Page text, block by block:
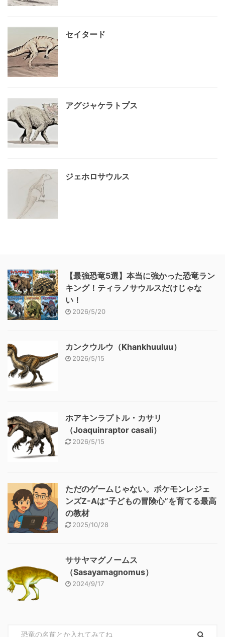
セイタード
アグジャケラトプス
ジェホロサウルス
【最強恐竜5選】本当に強かった恐竜ラン
キング！ティラノサウルスだけじゃな
い！
2026/5/20
カンクウルウ（Khankhuuluu）
2026/5/15
ホアキンラプトル・カサリ
（Joaquinraptor casali）
2026/5/15
ただのゲームじゃない。ポケモンレジェ
ンズZ-Aは“子どもの冒険心”を育てる最高
の教材
2025/10/28
ササヤマグノームス
（Sasayamagnomus）
2024/9/17